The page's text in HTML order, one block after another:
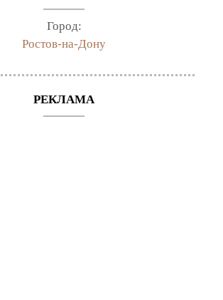
Город:
Ростов-на-Дону
РЕКЛАМА